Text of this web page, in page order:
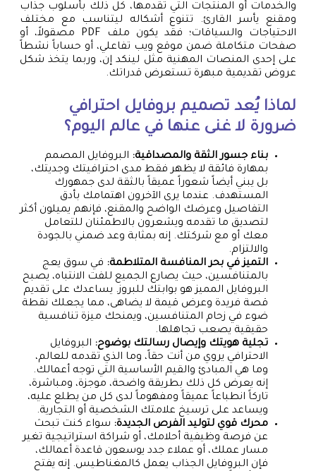
والخدمات أو المنتجات التي تقدمها، كل ذلك بأسلوب جذاب
ومقنع يأسر القارئ. تتنوع أشكاله ليتناسب مع مختلف
الاحتياجات والسياقات؛ فقد يكون ملف PDF مصقولاً، أو
صفحات متكاملة ضمن موقع ويب تفاعلي، أو حساباً نشطاً
على إحدى المنصات المهنية مثل لينكد إن، وربما يتخذ شكل
عروض تقديمية مبهرة تستعرض قدراتك.
لماذا يُعد تصميم بروفايل احترافي
ضرورة لا غنى عنها في عالم اليوم؟
بناء جسور الثقة والمصداقية: البروفايل المصمم
بمهارة فائقة لا يظهر فقط مدى احترافيتك وجديتك،
بل يبني أيضاً شعوراً عميقاً بالثقة لدى جمهورك
المستهدف. عندما يرى الآخرون اهتمامك بأدق
التفاصيل وعرضك الواضح والمقنع، فإنهم يميلون أكثر
لتصديق ما تقدمه ويشعرون بالاطمئنان للتعامل
معك أو مع شركتك. إنه بمثابة وعد ضمني بالجودة
والالتزام.
التميز في بحر المنافسة المتلاطمة: في سوق يعج
بالمتنافسين، حيث يصارع الجميع للفت الانتباه، يصبح
البروفايل المميز هو بوابتك للبروز. يساعدك على تقديم
قصة فريدة وعرض قيمة لا يضاهى، مما يجعلك نقطة
ضوء في زحام المتنافسين، ويمنحك ميزة تنافسية
حقيقية يصعب تجاهلها.
تجلية هويتك وإيصال رسالتك بوضوح: البروفايل
الاحترافي يروي من أنت حقاً، وما الذي تقدمه للعالم،
وما هي المبادئ والقيم الأساسية التي توجه أعمالك.
إنه يعرض كل ذلك بطريقة واضحة، موجزة، ومباشرة،
تاركاً انطباعاً عميقاً ومفهوماً لدى كل من يطلع عليه،
ويساعد على ترسيخ علامتك الشخصية أو التجارية.
محرك قوي لتوليد الفرص الجديدة: سواء كنت تبحث
عن فرصة وظيفية أحلامك، أو شراكة استراتيجية تغير
مسار عملك، أو عملاء جدد يوسعون قاعدة أعمالك،
فإن البروفايل الجذاب يعمل كالمغناطيس. إنه يفتح